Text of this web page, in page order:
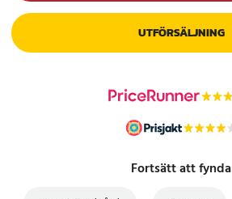
UTFÖRSÄLJNING
Fortsätt att fynda